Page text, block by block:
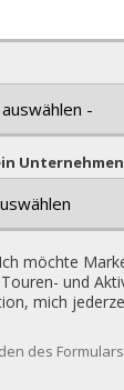
Ich möchte
und
mich
des